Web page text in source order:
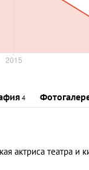
4
актриса театра